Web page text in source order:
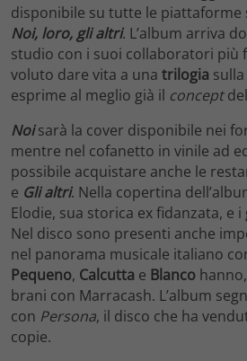
disponibile su tutte le piattaforme
Noi, loro, gli altri. L’album arriva
studio con i suoi collaboratori più
voluto dare vita a una trilogia
esprime al meglio già il concept
Noi sarà la cover disponibile nei
mentre nel cofanetto in vinile ad
possibile acquistare anche le
e Gli altri. Nella copertina
Elodie, sua storica ex fidanzata, e
Nel disco sono presenti anche
nel panorama musicale italiano
Pequeno, Calcutta e Blanco
brani con Marracash. L’album
con Persona, il disco che ha
copie.